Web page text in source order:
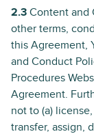
2.3 Content and
other terms,
this Agreement,
and Conduct
Procedures
Agreement.
not to (a)
transfer, assign,